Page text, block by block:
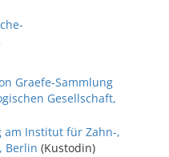
Graefe-Sammlung
Gesellschaft,
am Institut für Zahn-,
Berlin (Kustodin)